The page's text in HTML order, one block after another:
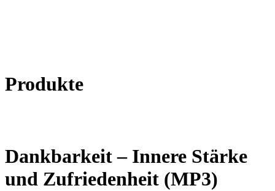
Produkte
Dankbarkeit – Innere Stärke
und Zufriedenheit (MP3)